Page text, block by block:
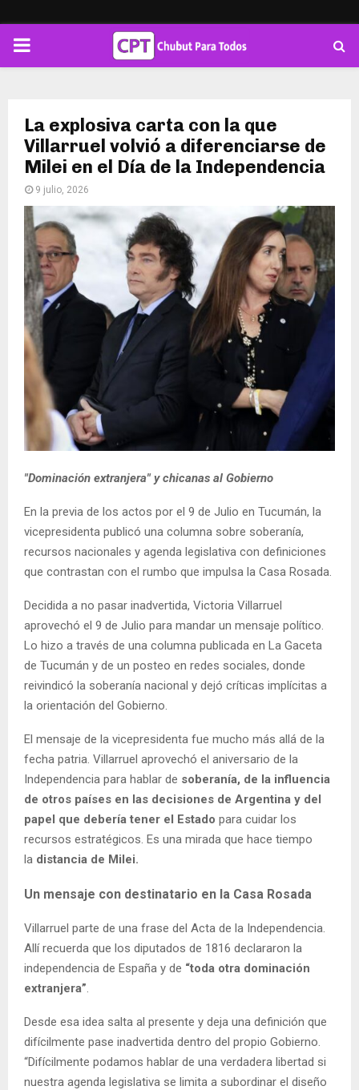
PRIMARY
La explosiva carta con la que
Villarruel volvió a diferenciarse de
Milei en el Día de la Independencia
9 julio, 2026
"Dominación extranjera" y chicanas al Gobierno
En la previa de los actos por el 9 de Julio en Tucumán, la
vicepresidenta publicó una columna sobre soberanía,
recursos nacionales y agenda legislativa con definiciones
que contrastan con el rumbo que impulsa la Casa Rosada.
Decidida a no pasar inadvertida, Victoria Villarruel
aprovechó el 9 de Julio para mandar un mensaje político.
Lo hizo a través de una columna publicada en La Gaceta
de Tucumán y de un posteo en redes sociales, donde
reivindicó la soberanía nacional y dejó críticas implícitas a
la orientación del Gobierno.
El mensaje de la vicepresidenta fue mucho más allá de la
fecha patria. Villarruel aprovechó el aniversario de la
Independencia para hablar de soberanía, de la influencia
de otros países en las decisiones de Argentina y del
papel que debería tener el Estado para cuidar los
recursos estratégicos. Es una mirada que hace tiempo
la distancia de Milei.
Un mensaje con destinatario en la Casa Rosada
Villarruel parte de una frase del Acta de la Independencia.
Allí recuerda que los diputados de 1816 declararon la
independencia de España y de “toda otra dominación
extranjera”.
Desde esa idea salta al presente y deja una definición que
difícilmente pase inadvertida dentro del propio Gobierno.
“Difícilmente podamos hablar de una verdadera libertad si
nuestra agenda legislativa se limita a subordinar el diseño